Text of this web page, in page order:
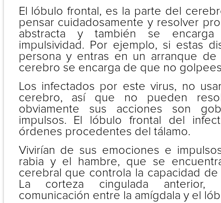
El lóbulo frontal, es la parte del
pensar cuidadosamente y resolver
abstracta y también se
impulsividad. Por ejemplo, si estas
persona y entras en un arranque
cerebro se encarga de que no
Los infectados por este virus, no
cerebro, así que no pueden
obviamente sus acciones son
impulsos. El lóbulo frontal del
órdenes procedentes del tálamo.
Vivirían de sus emociones e
rabia y el hambre, que se
cerebral que controla la capacidad
La corteza cingulada
comunicación entre la amígdala y el